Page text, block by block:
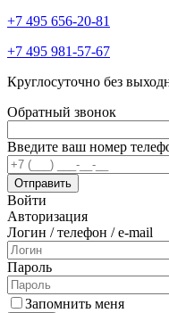
+7 495 656-20-81
+7 495 981-57-67
Круглосуточно без
Обратный звонок
Введите ваш номер
Войти
Авторизация
Логин / телефон / e-mail
Пароль
Запомнить меня